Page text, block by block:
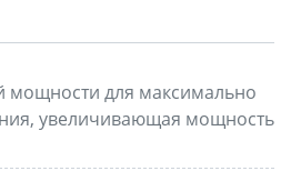
для максимально
увеличивающая мощность